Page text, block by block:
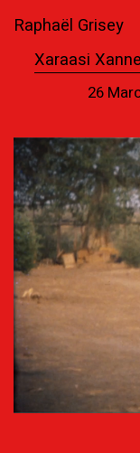
Raphaël Grisey
Xaraasi
26